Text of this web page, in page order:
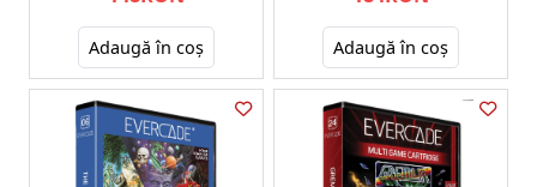
Adaugă în coş Adaugă în coş